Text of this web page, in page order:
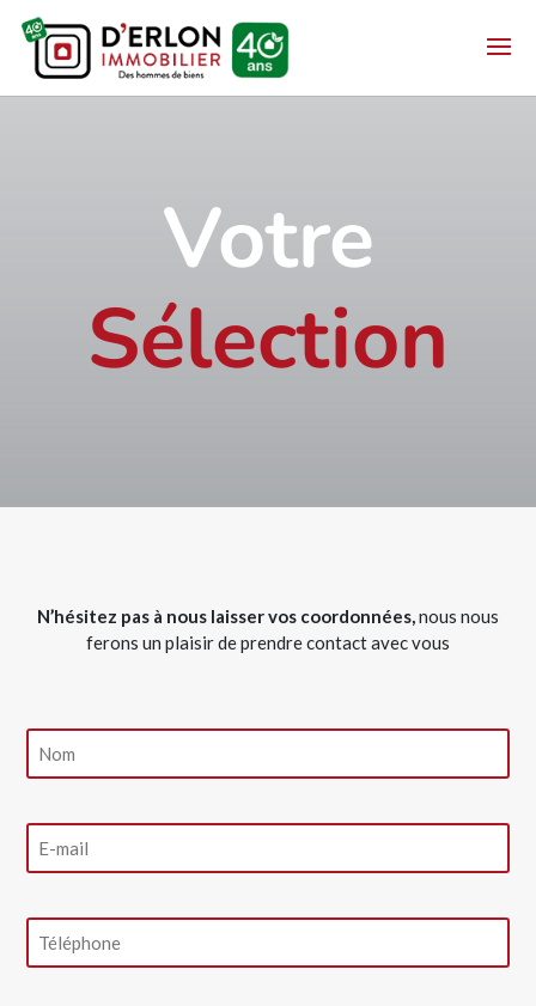
Votre
Sélection
N’hésitez pas à nous laisser vos coordonnées,nous nous
ferons un plaisir de prendre contact avec vous